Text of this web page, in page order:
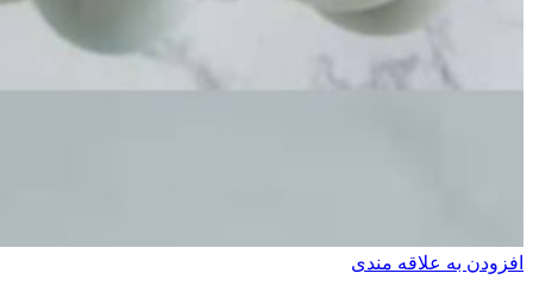
افزودن به علاقه مندی